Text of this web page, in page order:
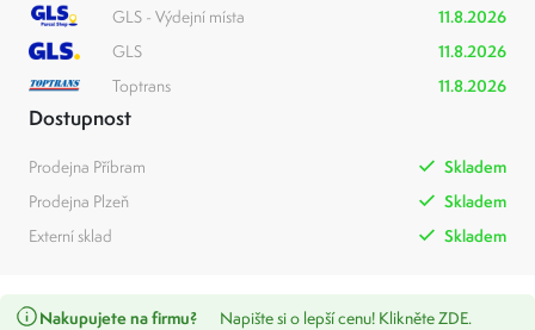
GLS - Výdejní místa
11.8.2026
GLS
11.8.2026
Toptrans
11.8.2026
Dostupnost
Prodejna Příbram
Skladem
Prodejna Plzeň
Skladem
Externí sklad
Skladem
Nakupujete na firmu? Napište si o lepší cenu! Klikněte ZDE.